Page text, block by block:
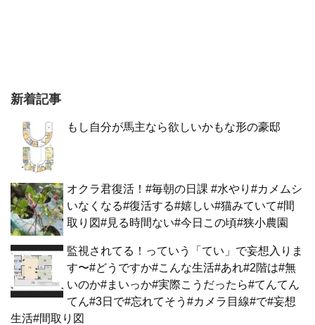
新着記事
もし自分が馬主なら欲しいかもな形の豪邸
オクラ君復活！#毎朝の日課 #水やり#カメムシ
いなくなる#復活する#嬉しい#猫みていて#間
取り図#見る時間ない#今日この頃#狭小農園
監視されてる！っていう「てい」で妄想入りま
す〜#どうですか#こんな生活#あれ#2階は#無
いのか#まいっか#実際こうだったら#てんてん
てん#3日で#忘れてそう#カメラ目線#で#妄想
生活#間取り図